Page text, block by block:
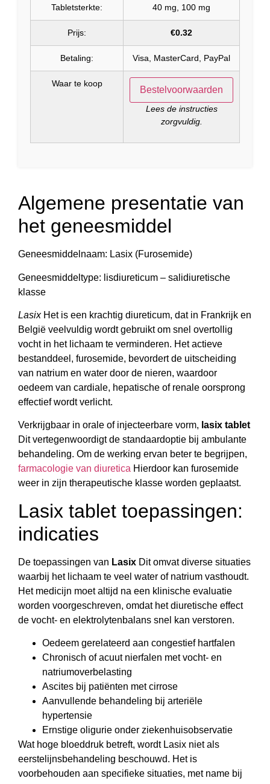
Tabletsterkte: 40 mg, 100 mg
Prijs: €0.32
Betaling: Visa, MasterCard, PayPal
Waar te koop
Bestelvoorwaarden
Lees de instructies
zorgvuldig.
Algemene presentatie van
het geneesmiddel
Geneesmiddelnaam: Lasix (Furosemide)
Geneesmiddeltype: lisdiureticum – salidiuretische
klasse
LasixHet is een krachtig diureticum, dat in Frankrijk en
België veelvuldig wordt gebruikt om snel overtollig
vocht in het lichaam te verminderen. Het actieve
bestanddeel, furosemide, bevordert de uitscheiding
van natrium en water door de nieren, waardoor
oedeem van cardiale, hepatische of renale oorsprong
effectief wordt verlicht.
Verkrijgbaar in orale of injecteerbare vorm, lasix tablet
Dit vertegenwoordigt de standaardoptie bij ambulante
behandeling. Om de werking ervan beter te begrijpen,
farmacologie van diuretica Hierdoor kan furosemide
weer in zijn therapeutische klasse worden geplaatst.
Lasix tablet toepassingen:
indicaties
De toepassingen van Lasix Dit omvat diverse situaties
waarbij het lichaam te veel water of natrium vasthoudt.
Het medicijn moet altijd na een klinische evaluatie
worden voorgeschreven, omdat het diuretische effect
de vocht- en elektrolytenbalans snel kan verstoren.
Oedeem gerelateerd aan congestief hartfalen
Chronisch of acuut nierfalen met vocht- en
natriumoverbelasting
Ascites bij patiënten met cirrose
Aanvullende behandeling bij arteriële
hypertensie
Ernstige oligurie onder ziekenhuisobservatie
Wat hoge bloeddruk betreft, wordt Lasix niet als
eerstelijnsbehandeling beschouwd. Het is
voorbehouden aan specifieke situaties, met name bij